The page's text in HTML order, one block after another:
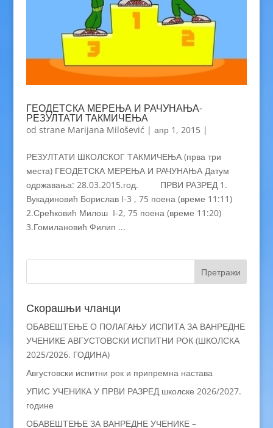
ГЕОДЕТСКА МЕРЕЊА И РАЧУНАЊА-
РЕЗУЛТАТИ ТАКМИЧЕЊА
od strane Marijana Milošević | апр 1, 2015|
РЕЗУЛТАТИ ШКОЛСКОГ ТАКМИЧЕЊА (прва три
места) ГЕОДЕТСКА МЕРЕЊА И РАЧУНАЊА Датум
одржавања: 28.03.2015.год. ПРВИ РАЗРЕД 1.
Вукадиновић Борислав I-3 , 75 поена (време 11:11)
2.Срећковић Милош I-2, 75 поена (време 11:20)
3.Гомилановић Филип ...
Скорашњи чланци
ОБАВЕШТЕЊЕ О ПОЛАГАЊУ ИСПИТА ЗА ВАНРЕДНЕ
УЧЕНИКЕ АВГУСТОВСКИ ИСПИТНИ РОК (ШКОЛСКА
2025/2026. ГОДИНА)
Августовски испитни рок и припремна настава
УПИС УЧЕНИКА У ПРВИ РАЗРЕД школске 2026/2027.
године
ОБАВЕШТЕЊЕ ЗА ВАНРЕДНЕ УЧЕНИКЕ –